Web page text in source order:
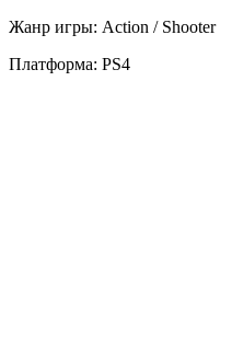
Жанр игры: Action / Shooter
Платформа: PS4